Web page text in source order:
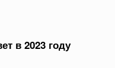
в 2023 году